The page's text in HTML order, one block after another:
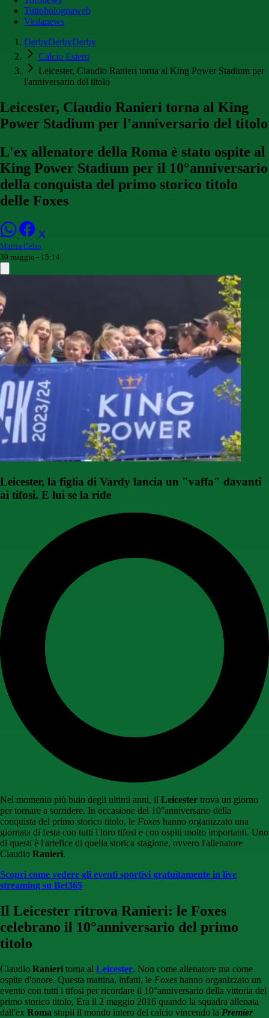
Tuttobolognaweb
Violanews
DerbyDerbyDerby
Calcio Estero
Leicester, Claudio Ranieri torna al King Power Stadium per
l'anniversario del titolo
Leicester, Claudio Ranieri torna al King
Power Stadium per l'anniversario del titolo
L'ex allenatore della Roma è stato ospite al
King Power Stadium per il 10°anniversario
della conquista del primo storico titolo
delle Foxes
Mattia Celio
30 maggio - 15:14
Leicester, la figlia di Vardy lancia un "vaffa" davanti
ai tifosi. E lui se la ride
Nel momento più buio degli ultimi anni, il Leicester trova un giorno
per tornare a sorridere. In occasione del 10°anniversario della
conquista del primo storico titolo, le Foxes hanno organizzato una
giornata di festa con tutti i loro tifosi e con ospiti molto importanti. Uno
di questi è l'artefice di quella storica stagione, ovvero l'allenatore
Claudio Ranieri.
Scopri come vedere gli eventi sportivi gratuitamente in live
streaming su Bet365
Il Leicester ritrova Ranieri: le Foxes
celebrano il 10°anniversario del primo
titolo
Claudio Ranieri torna al Leicester. Non come allenatore ma come
ospite d'onore. Questa mattina, infatti, le Foxes hanno organizzato un
evento con tutti i tifosi per ricordare il 10°anniversario della vittoria del
primo storico titolo, Era il 2 maggio 2016 quando la squadra allenata
dall'ex Roma stupii il mondo intero del calcio vincendo la Premier